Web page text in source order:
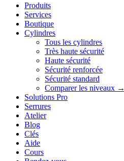
Produits
Services
Boutique
Cylindres
Tous les cylindres
Très haute sécurité
Haute sécurité
Sécurité renforcée
Sécurité standard
Comparer les niveaux →
Solutions Pro
Serrures
Atelier
Blog
Clés
Aide
Cours